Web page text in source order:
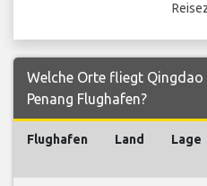
Welche Orte fliegt
Penang Flughafen?
Flughafen Land Lage